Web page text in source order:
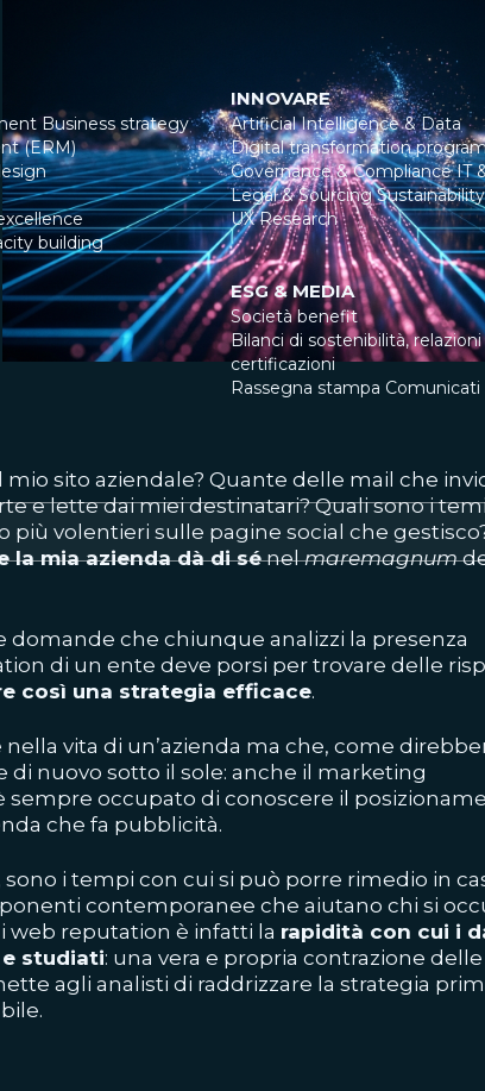
Business strategy
(ERM)
building
INNOVARE
Artificial Intelligence & Data
Digital transformation
Governance & Compliance IT
Legal & Sourcing Sustainability
UX Research
ESG & MEDIA
Società benefit
Bilanci di sostenibilità,
certificazioni
Rassegna stampa Comunicati
mio sito aziendale? Quante delle mail che
e lette dai miei destinatari? Quali sono i
più volentieri sulle pagine social che
la mia azienda dà di sénelmaremagnum
domande che chiunque analizzi la presenza
di un ente deve porsi per trovare delle
così una strategia efficace.
vita di un’azienda ma che, come
di nuovo sotto il sole: anche il marketing
sempre occupato di conoscere il
che fa pubblicità.
i tempi con cui si può porre rimedio in
contemporanee che aiutano chi si
web reputation è infatti la rapidità con cui i
studiati: una vera e propria contrazione delle
agli analisti di raddrizzare la strategia